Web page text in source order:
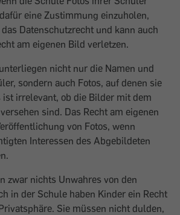
eine Zustimmung einzuholen,
Datenschutzrecht und kann auch
am eigenen Bild verletzen.
nicht nur die Namen und
sondern auch Fotos, auf denen sie
ist irrelevant, ob die Bilder mit dem
sind. Das Recht am eigenen
von Fotos, wenn
Interessen des Abgebildeten
zwar nichts Unwahres von den
in der Schule haben Kinder ein Recht
Sie müssen nicht dulden,